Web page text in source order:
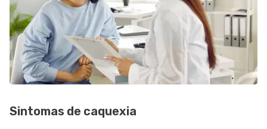
Sintomas de caquexia